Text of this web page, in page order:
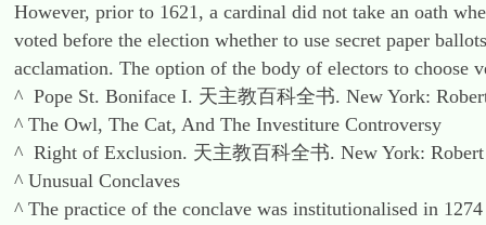
However, prior to 1621, a cardinal did not take an oath
voted before the election whether to use secret paper
acclamation. The option of the body of electors to choose
^ Pope St. Boniface I. 天主教百科全书. New York:
^ The Owl, The Cat, And The Investiture Controversy
^ Right of Exclusion. 天主教百科全书. New York: Robert
^ Unusual Conclaves
^ The practice of the conclave was institutionalised in